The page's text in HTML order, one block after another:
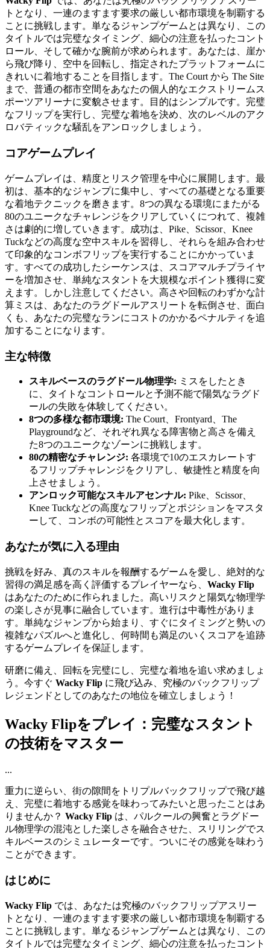
トとなり、一連のますます要求の厳しい都市環境を制覇する
ことに挑戦します。単なるジャンプゲームとは異なり、この
タイトルでは完璧なタイミング、細心の注意を払ったコント
ロール、そして確かな腕前が求められます。あなたは、崖か
ら飛び降り、空中を回転し、指定されたプラットフォームに
きれいに着地することを目指します。The Court から The Site
まで、普通の都市空間をあなたの個人的なエクストリームス
ポーツアリーナに変貌させます。目的はシンプルです。完璧
なフリップを実行し、完璧な着地を決め、次のレベルのアク
ロバティックな騒乱をアンロックしましょう。
コアゲームプレイ
ゲームプレイは、精度とリスク管理を中心に展開します。最
初は、基本的なジャンプに集中し、すべての基礎となる重要
な着地テクニックを磨きます。8つの異なる環境にまたがる
80のユニークなチャレンジをクリアしていくにつれて、複雑
さは劇的に増していきます。成功は、Pike、Scissor、Knee
Tuckなどの高度な空中スキルを習得し、それらを組み合わせ
て印象的なコンボフリップを実行することにかかっていま
す。すべての成功したシーケンスは、スコアマルチプライヤ
ーを増加させ、単純なスタントを大規模なポイント獲得に変
えます。しかし注意してください。高さや回転のわずかな計
算ミスは、あなたのラグドールアスリートを転倒させ、面白
くも、あなたの完璧なランにコストのかかるペナルティを追
加することになります。
主な特徴
スキルベースのラグドール物理学: ミスをしたとき
に、タイトなコントロールと予測不能で陽気なラグド
ールの失敗を体験してください。
8つの多様な都市環境: The Court、Frontyard、The
Playgroundなど、それぞれ異なる障害物と高さを備え
た8つのユニークなゾーンに挑戦します。
80の精密なチャレンジ: 各環境で10のエスカレートす
るフリップチャレンジをクリアし、敏捷性と精度を向
上させましょう。
アンロック可能なスキルアセンナル: Pike、Scissor、
Knee Tuckなどの高度なフリップとポジションをマスタ
ーして、コンボの可能性とスコアを最大化します。
あなたが気に入る理由
挑戦を好み、真のスキルを報酬するゲームを愛し、絶対的な
習得の満足感を高く評価するプレイヤーなら、 Wacky Flip
はあなたのために作られました。高いリスクと陽気な物理学
の楽しさが見事に融合しています。進行は中毒性がありま
す。単純なジャンプから始まり、すぐにタイミングと勢いの
複雑なパズルへと進化し、何時間も満足のいくスコアを追跡
するゲームプレイを保証します。
研磨に備え、回転を完璧にし、完璧な着地を追い求めましょ
う。今すぐ Wacky Flip に飛び込み、究極のバックフリップ
レジェンドとしてのあなたの地位を確立しましょう！
Wacky Flipをプレイ：完璧なスタント
の技術をマスター
...
重力に逆らい、街の隙間をトリプルバックフリップで飛び越
え、完璧に着地する感覚を味わってみたいと思ったことはあ
りませんか？ Wacky Flip は、パルクールの興奮とラグドー
ル物理学の混沌とした楽しさを融合させた、スリリングでス
キルベースのシミュレーターです。ついにその感覚を味わう
ことができます。
はじめに
Wacky Flip では、あなたは究極のバックフリップアスリー
トとなり、一連のますます要求の厳しい都市環境を制覇する
ことに挑戦します。単なるジャンプゲームとは異なり、この
タイトルでは完璧なタイミング、細心の注意を払ったコント